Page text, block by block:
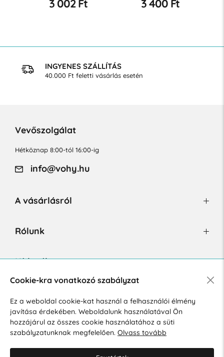
INGYENES SZÁLLÍTÁS
40.000 Ft feletti vásárlás esetén
Vevőszolgálat
Hétköznap 8:00-tól 16:00-ig
info@vohy.hu
A vásárlásról
Rólunk
Hírlevél
Hozzájárulok a személyes adatok marketing célú kezeléséhez.
Személyes adatok védelmére vonatkozó szabályzat.
Cookie-kra vonatkozó szabályzat
Ez a weboldal cookie-kat használ a felhasználói élmény
javítása érdekében. Weboldalunk használatával Ön
hozzájárul az összes cookie használatához a süti
szabályzatunknak megfelelően. Olvass tovább